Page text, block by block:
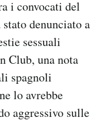
i convocati del
denunciato a
sessuali
Club, una nota
spagnoli
lo avrebbe
aggressivo sulle